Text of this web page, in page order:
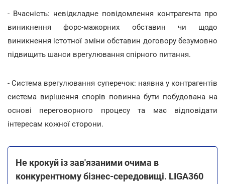
- Вчасність: невідкладне повідомлення контрагента про
виникнення форс-мажорних обставин чи щодо
виникнення істотної зміни обставин договору безумовно
підвищить шанси врегулювання спірного питання.
- Система врегулювання суперечок: наявна у контрагентів
система вирішення спорів повинна бути побудована на
основі переговорного процесу та має відповідати
інтересам кожної сторони.
Не крокуй із зав'язаними очима в
конкурентному бізнес-середовищі. LIGA360